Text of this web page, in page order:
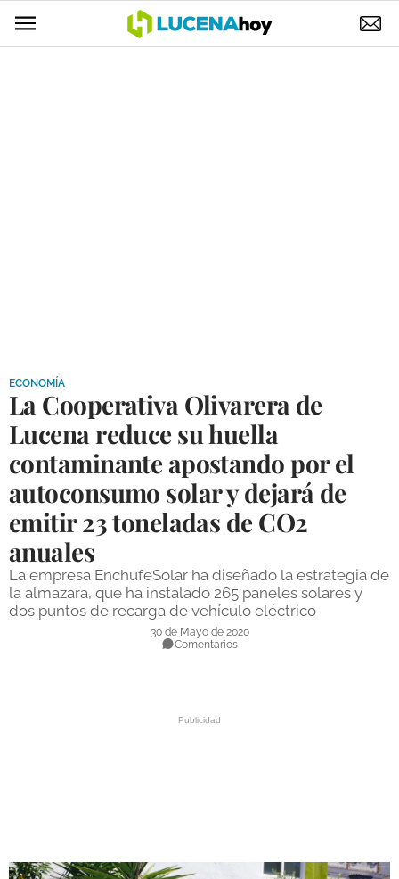
DEPORTES
COMPETICIONES
DEPORTE BASE
OPINIÓN
VENTANA CIUDADANA
CÓRDOBA
ECONOMÍA
La Cooperativa Olivarera de
Lucena reduce su huella
contaminante apostando por el
autoconsumo solar y dejará de
emitir 23 toneladas de CO2
anuales
La empresa EnchufeSolar ha diseñado la estrategia de
la almazara, que ha instalado 265 paneles solares y
dos puntos de recarga de vehículo eléctrico
30 de Mayo de 2020
Comentarios